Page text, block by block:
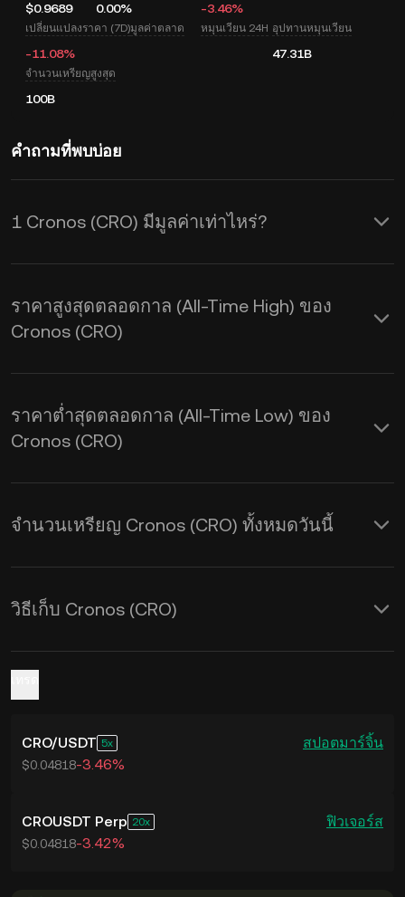
$0.9689 0.00% -3.46%
เปลี่ยนแปลงราคา (7D)
-11.08%
มูลค่าตลาด หมุนเวียน 24H อุปทานหมุนเวียน
47.31B
จำนวนเหรียญสูงสุด
100B
คำถามที่พบบ่อย
1 Cronos (CRO) มีมูลค่าเท่าไหร่?
KuCoin มีการอัปเดตราคาในสกุล USD
แบบเรียลไทม์สำหรับ Cronos (CRO) ซึ่ง
ราคา Cronos จะได้รับผลกระทบจาก
แลกเปลี่ยนจากCRO เป็น USDแบบเรียล
ไทม์
ราคาสูงสุดตลอดกาล (All-Time High) ของ
Cronos (CRO)
ราคาต่ำสุดตลอดกาล (All-Time Low) ของ
Cronos (CRO)
จำนวนเหรียญ Cronos (CRO) ทั้งหมดวันนี้
วิธีเก็บ Cronos (CRO)
CRO/USDT 5 สปอตมาร์จิ้น
$0.04818-3.46%
CROUSDT Perp 20 ฟิวเจอร์ส
$0.04818-3.42%